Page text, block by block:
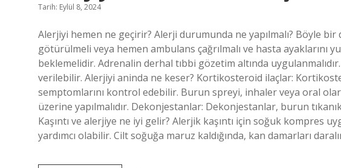
Tarih: Eylül 8, 2024
Alerjiyi hemen ne geçirir? Alerji durumunda ne yapılmalı? Böyle
götürülmeli veya hemen ambulans çağrılmalı ve hasta ayaklarını
beklemelidir. Adrenalin derhal tıbbi gözetim altında
verilebilir. Alerjiyi aninda ne keser? Kortikosteroid ilaçlar:
semptomlarını kontrol edebilir. Burun spreyi, inhaler veya oral
üzerine yapılmalıdır. Dekonjestanlar: Dekonjestanlar, burun
Kaşıntı ve alerjiye ne iyi gelir? Alerjik kaşıntı için soğuk kompres
yardımcı olabilir. Cilt soğuğa maruz kaldığında, kan damarları